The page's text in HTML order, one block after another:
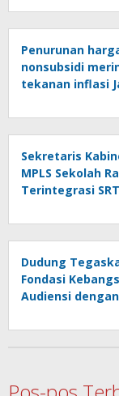
Penurunan
nonsubsidi
tekanan inflasi
Sekretaris
MPLS Sekolah
Terintegrasi
Dudung
Fondasi
Audiensi dengan